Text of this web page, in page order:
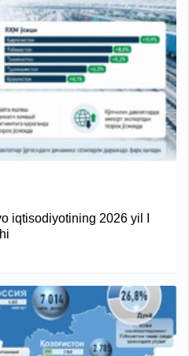
iqtisodiyotining 2026 yil I